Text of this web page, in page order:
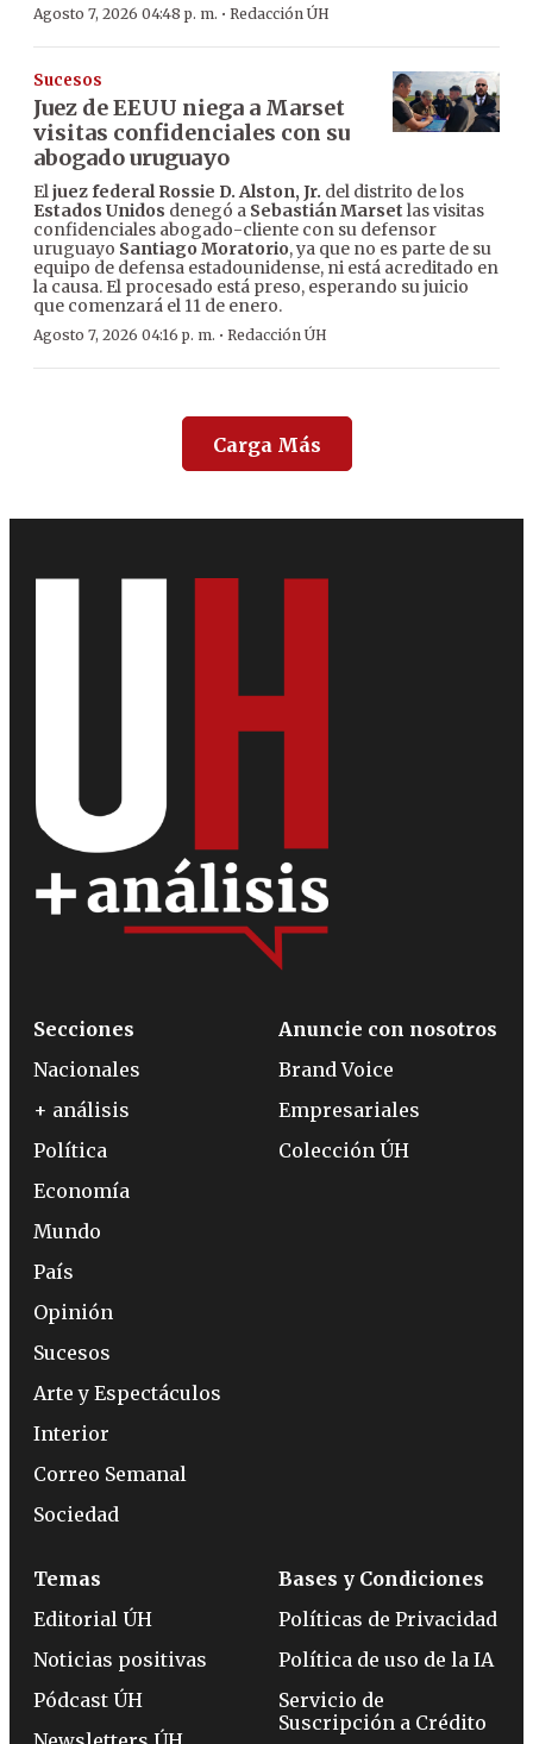
Agosto 7, 2026 04:48 p. m. · Redacción ÚH
Sucesos
Juez de EEUU niega a Marset
visitas confidenciales con su
abogado uruguayo
Eljuez federal Rossie D. Alston, Jr. del distrito de los
Estados Unidos denegó a Sebastián Marset las visitas
confidenciales abogado-cliente con su defensor
uruguayo Santiago Moratorio, ya que no es parte de su
equipo de defensa estadounidense, ni está acreditado en
la causa. El procesado está preso, esperando su juicio
que comenzará el 11 de enero.
Agosto 7, 2026 04:16 p. m. · Redacción ÚH
Carga Más
Secciones
Nacionales
+ análisis
Política
Economía
Mundo
País
Opinión
Sucesos
Arte y Espectáculos
Interior
Correo Semanal
Sociedad
Anuncie con nosotros
Brand Voice
Empresariales
Colección ÚH
Temas
Editorial ÚH
Noticias positivas
Pódcast ÚH
Bases y Condiciones
Políticas de Privacidad
Política de uso de la IA
Servicio de
Suscripción a Crédito